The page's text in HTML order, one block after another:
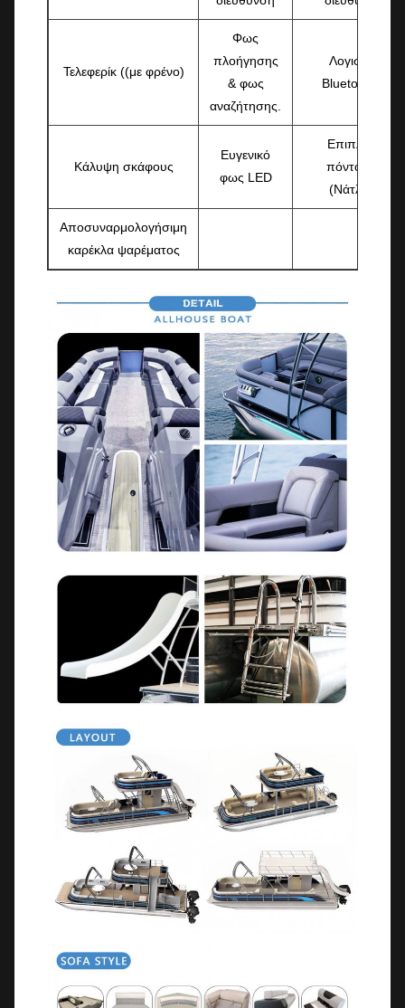
Τελεφερίκ ((με φρένο)
Φως
πλοήγησης
& φως
αναζήτησης.
Λογιστές
Bluetooth 4
Κάλυψη σκάφους
Ευγενικό
φως LED
Επιπλέον
πόντουνο
(Νάτλος)
Αποσυναρμολογήσιμη
καρέκλα ψαρέματος